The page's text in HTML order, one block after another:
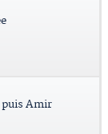
puis Amir